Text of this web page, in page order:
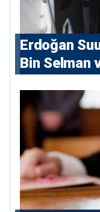
Erdoğan
Bin Selman